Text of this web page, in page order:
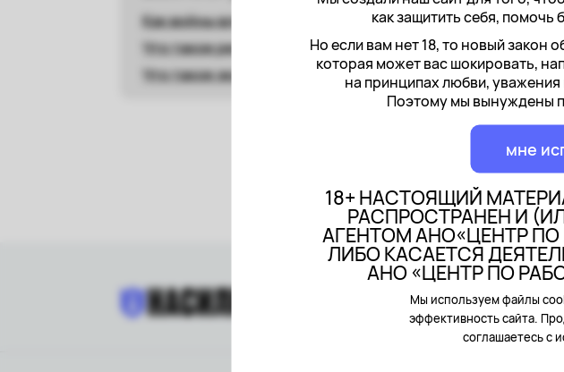
как защитить себя, помочь
Но если вам нет 18, то новый закон
которая может вас шокировать,
на принципах любви, уважения
Поэтому мы вынуждены
мне
18+ НАСТОЯЩИЙ
РАСПРОСТРАНЕН И
АГЕНТОМ АНО«ЦЕНТР
ЛИБО КАСАЕТСЯ
АНО «ЦЕНТР ПО
Мы используем файлы
эффективность сайта.
соглашаетесь с
Как войны влияют на права женщин?
Что такое репродуктивное насилие?
Что такое экономическое насилие?